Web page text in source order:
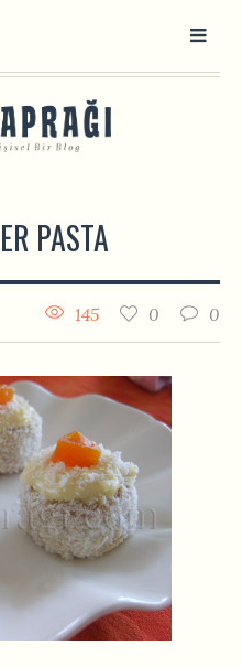
PASTA
0
0
145